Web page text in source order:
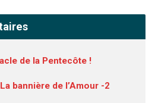
de la Pentecôte !
La bannière de l’Amour -2